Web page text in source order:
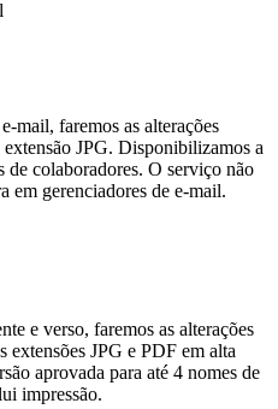
mail, faremos as alterações
JPG. Disponibilizamos a
de colaboradores. O serviço não
em gerenciadores de e-mail.
e verso, faremos as alterações
extensões JPG e PDF em alta
aprovada para até 4 nomes de
impressão.